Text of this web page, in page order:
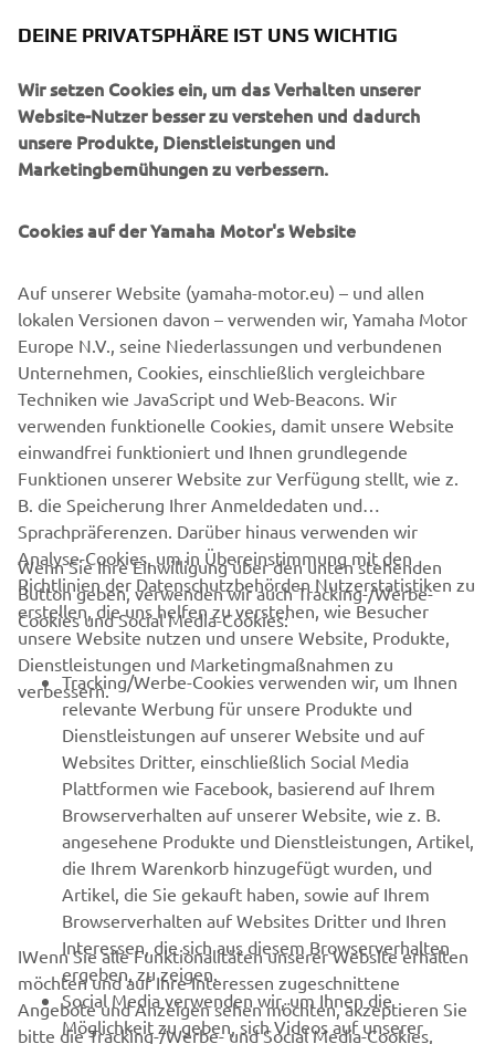
YAMATRACK
Das fortschrittlichste Kursmanagementsystem.
MEHR ERFAHREN
UNTERNEHMEN
B2B
MEHR YAMAHA
SUPPORT
NEWSLETTER
Erfahre als Erster von den neuesten Angeboten,
Sonderveranstaltungen, Neuerscheinungen und vielem mehr.
DEINE PRIVATSPHÄRE IST UNS WICHTIG
Wir setzen Cookies ein, um das Verhalten unserer
Website-Nutzer besser zu verstehen und dadurch
unsere Produkte, Dienstleistungen und
Marketingbemühungen zu verbessern.
Cookies auf der Yamaha Motor's Website
Auf unserer Website (yamaha-motor.eu) – und allen
lokalen Versionen davon – verwenden wir, Yamaha Motor
Europe N.V., seine Niederlassungen und verbundenen
Unternehmen, Cookies, einschließlich vergleichbare
Techniken wie JavaScript und Web-Beacons. Wir
verwenden funktionelle Cookies, damit unsere Website
einwandfrei funktioniert und Ihnen grundlegende
Funktionen unserer Website zur Verfügung stellt, wie z.
B. die Speicherung Ihrer Anmeldedaten und
Sprachpräferenzen. Darüber hinaus verwenden wir
Analyse-Cookies, um in Übereinstimmung mit den
Richtlinien der Datenschutzbehörden Nutzerstatistiken zu
erstellen, die uns helfen zu verstehen, wie Besucher
unsere Website nutzen und unsere Website, Produkte,
Dienstleistungen und Marketingmaßnahmen zu
verbessern.
Wenn Sie Ihre Einwilligung über den unten stehenden
Button geben, verwenden wir auch Tracking-/Werbe-
Cookies und Social Media-Cookies:
Tracking/Werbe-Cookies verwenden wir, um Ihnen
relevante Werbung für unsere Produkte und
Dienstleistungen auf unserer Website und auf
Websites Dritter, einschließlich Social Media
Plattformen wie Facebook, basierend auf Ihrem
Browserverhalten auf unserer Website, wie z. B.
angesehene Produkte und Dienstleistungen, Artikel,
die Ihrem Warenkorb hinzugefügt wurden, und
Artikel, die Sie gekauft haben, sowie auf Ihrem
Browserverhalten auf Websites Dritter und Ihren
Interessen, die sich aus diesem Browserverhalten
ergeben, zu zeigen.
Social Media verwenden wir, um Ihnen die
Möglichkeit zu geben, sich Videos auf unserer
IWenn Sie alle Funktionalitäten unserer Website erhalten
möchten und auf Ihre Interessen zugeschnittene
Angebote und Anzeigen sehen möchten, akzeptieren Sie
bitte die Tracking-/Werbe- und Social Media-Cookies,